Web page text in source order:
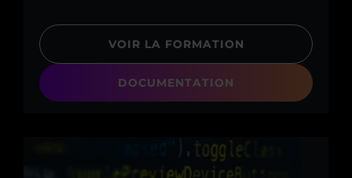
VOIR LA FORMATION
DOCUMENTATION